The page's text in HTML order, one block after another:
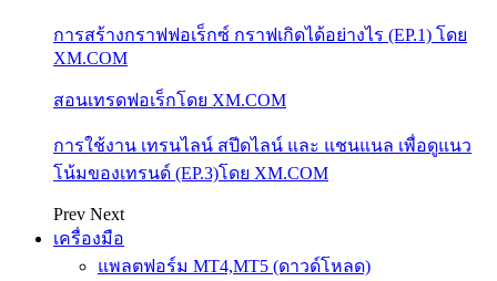
การสร้างกราฟฟอเร็กซ์ กราฟเกิดได้อย่างไร (EP.1) โดย
XM.COM
สอนเทรดฟอเร็กโดย XM.COM
การใช้งาน เทรนไลน์ สปีดไลน์ และ แชนแนล เพื่อดูแนว
โน้มของเทรนด์ (EP.3)โดย XM.COM
Prev Next
เครื่องมือ
แพลตฟอร์ม MT4,MT5 (ดาวด์โหลด)